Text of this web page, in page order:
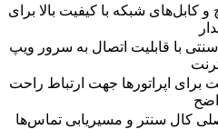
کابل‌های شبکه با کیفیت بالا برای
با قابلیت اتصال به سرور ویپ
برای اپراتورها جهت ارتباط راحت
کال سنتر و مسیریابی تماس‌ها